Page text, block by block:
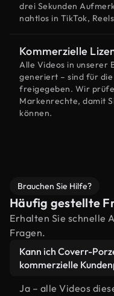
drei Sekunden
nahtlos in TikTok,
Kommerzielle
Alle Videos in unserer
generiert – sind für
freigegeben. Wir
Markenrechte, damit
können.
Brauchen Sie Hilfe?
Häufig gestellte
Erhalten Sie schnelle
Fragen.
Kann ich Coverr-
kommerzielle
Ja – alle Videos